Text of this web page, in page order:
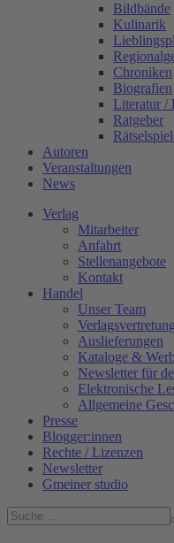
Bildbände
Kulinarik
Chroniken
Biografien
Literatur /
Ratgeber
Autoren
Veranstaltungen
News
Verlag
Mitarbeiter
Anfahrt
Stellenangebote
Kontakt
Handel
Unser Team
Auslieferungen
Kataloge &
Newsletter für
Elektronische
Allgemeine
Presse
Blogger:innen
Rechte / Lizenzen
Newsletter
Gmeiner studio